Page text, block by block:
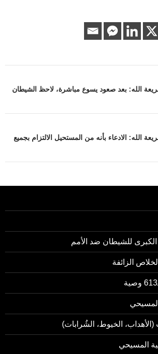
شريعة الله: بعد صعود يسوع مباشرة، لاحظ الشيطان
الله: الادعاء بأنه من المستحيل الالتزام بجميع
الكبرى للشيطان ضد الأمم
الزائفة